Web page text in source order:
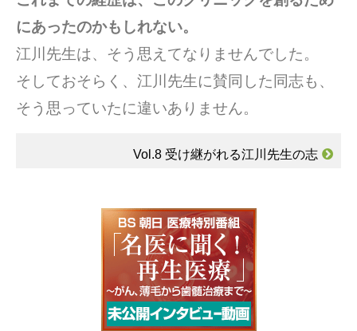
にあったのかもしれない。
江川先生は、そう思えてなりませんでした。
そしておそらく、江川先生に賛同した同志も、
そう思っていたに違いありません。
Vol.8 受け継がれる江川先生の志